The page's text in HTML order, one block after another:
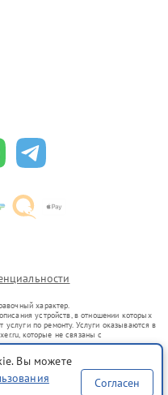
характер.
устройств, в отношении которых
по ремонту. Услуги оказываются в
которые не связаны с
представителями.
в гражданский оборот в соответствии
услуг или введения
о предоставляемых услугах по
Вы можете
Согласен